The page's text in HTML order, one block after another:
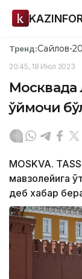
Тренд:Сайлов-
20:45, 18 Июл 2023
Москвада
қўймоқчи
МОSKVA.
мавзолейига
деб хабар